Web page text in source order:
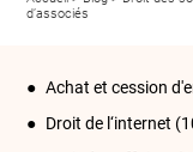
d’associés
Achat et cession
Droit de l‘internet